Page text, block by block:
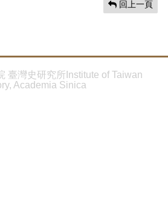
回上一頁
臺灣史研究所Institute of Taiwan
Academia Sinica